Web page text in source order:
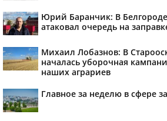
Юрий Баранчик: В
атаковал очередь на
Михаил Лобазнов: В
началась уборочная
наших аграриев
Главное за неделю в сфере